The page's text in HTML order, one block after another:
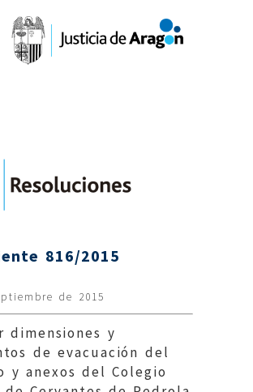
816/2015
de 2015
dimensiones y
de evacuación del
y anexos del Colegio